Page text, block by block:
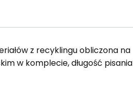
z recyklingu obliczona na
w komplecie, długość pisania